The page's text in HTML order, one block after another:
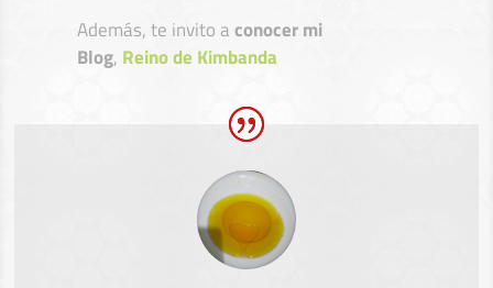
Además, te invito aconocer mi
Blog, Reino de Kimbanda